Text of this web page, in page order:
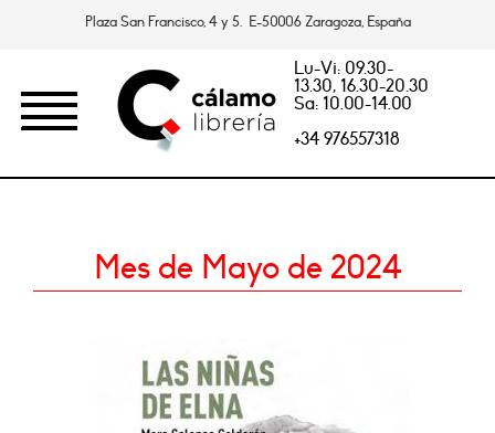
Plaza San Francisco, 4 y 5. E-50006 Zaragoza, España
Lu-Vi: 09.30-
13.30, 16.30-20.30
Sa: 10.00-14.00
+34 976557318
Mes de Mayo de 2024